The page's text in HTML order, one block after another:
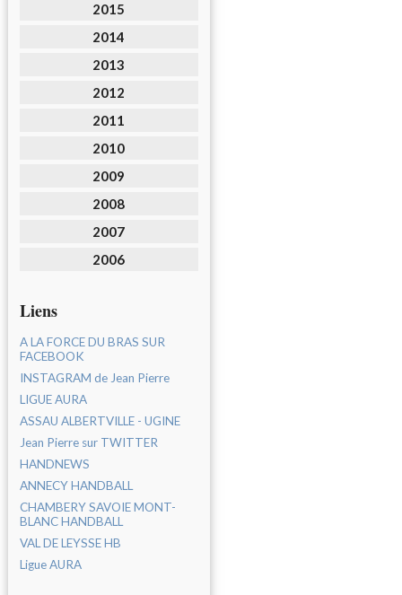
2015
2014
2013
2012
2011
2010
2009
2008
2007
2006
Liens
A LA FORCE DU BRAS SUR
FACEBOOK
INSTAGRAM de Jean Pierre
LIGUE AURA
ASSAU ALBERTVILLE - UGINE
Jean Pierre sur TWITTER
HANDNEWS
ANNECY HANDBALL
CHAMBERY SAVOIE MONT-
BLANC HANDBALL
VAL DE LEYSSE HB
Ligue AURA